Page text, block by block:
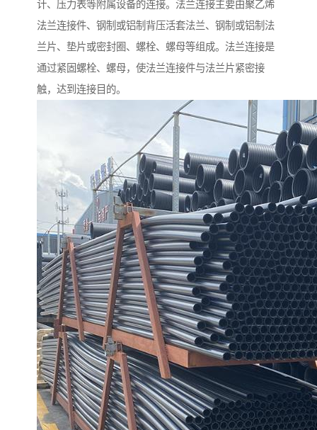
计、压力表等附属设备的连接。法兰连接主要由聚乙烯
法兰连接件、钢制或铝制背压活套法兰、钢制或铝制法
兰片、垫片或密封圈、螺栓、螺母等组成。法兰连接是
通过紧固螺栓、螺母，使法兰连接件与法兰片紧密接
触，达到连接目的。